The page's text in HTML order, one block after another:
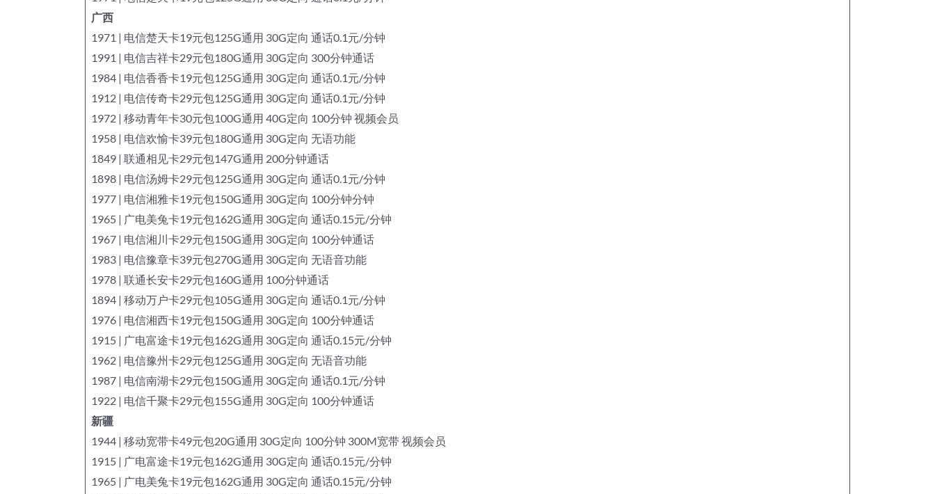
广西
1971 | 电信楚天卡19元包125G通用 30G定向 通话0.1元/分钟
1991 | 电信吉祥卡29元包180G通用 30G定向 300分钟通话
1984 | 电信香香卡19元包125G通用 30G定向 通话0.1元/分钟
1912 | 电信传奇卡29元包125G通用 30G定向 通话0.1元/分钟
1972 | 移动青年卡30元包100G通用 40G定向 100分钟 视频会员
1958 | 电信欢愉卡39元包180G通用 30G定向 无语功能
1849 | 联通相见卡29元包147G通用 200分钟通话
1898 | 电信汤姆卡29元包125G通用 30G定向 通话0.1元/分钟
1977 | 电信湘雅卡19元包150G通用 30G定向 100分钟分钟
1965 | 广电美兔卡19元包162G通用 30G定向 通话0.15元/分钟
1967 | 电信湘川卡29元包150G通用 30G定向 100分钟通话
1983 | 电信豫章卡39元包270G通用 30G定向 无语音功能
1978 | 联通长安卡29元包160G通用 100分钟通话
1894 | 移动万户卡29元包105G通用 30G定向 通话0.1元/分钟
1976 | 电信湘西卡19元包150G通用 30G定向 100分钟通话
1915 | 广电富途卡19元包162G通用 30G定向 通话0.15元/分钟
1962 | 电信豫州卡29元包125G通用 30G定向 无语音功能
1987 | 电信南湖卡29元包150G通用 30G定向 通话0.1元/分钟
1922 | 电信千聚卡29元包155G通用 30G定向 100分钟通话
新疆
1944 | 移动宽带卡49元包20G通用 30G定向 100分钟 300M宽带 视频会员
1915 | 广电富途卡19元包162G通用 30G定向 通话0.15元/分钟
1965 | 广电美兔卡19元包162G通用 30G定向 通话0.15元/分钟